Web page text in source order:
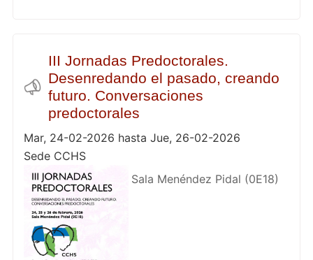
III Jornadas Predoctorales.
Desenredando el pasado, creando
futuro. Conversaciones
predoctorales
Mar, 24-02-2026 hasta Jue, 26-02-2026
Sede CCHS
Sala Menéndez Pidal (0E18)